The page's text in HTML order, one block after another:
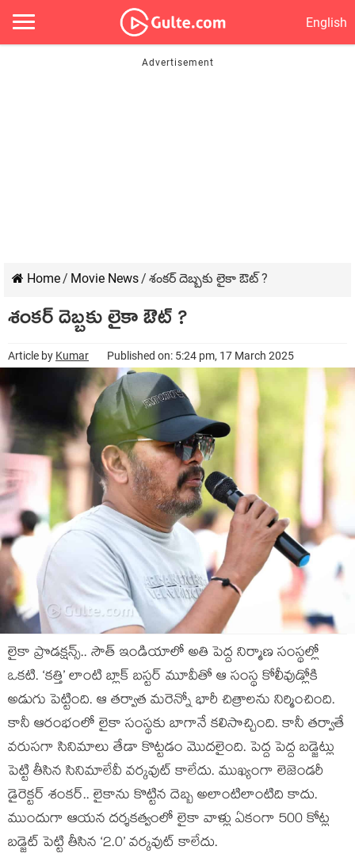
English
Home/ Movie News/ శంకర్ దెబ్బకు లైకా ఔట్ ?
శంకర్ దెబ్బకు లైకా ఔట్ ?
Article by Kumar Published on: 5:24 pm, 17 March 2025
లైకా ప్రొడక్షన్స్.. సౌత్ ఇండియాలో అతి పెద్ద నిర్మాణ సంస్థల్లో
ఒకటి. ‘కత్తి’ లాంటి బ్లాక్ బస్టర్ మూవీతో ఆ సంస్థ కోలీవుడ్లోకి
అడుగు పెట్టింది. ఆ తర్వాత మరెన్నో భారీ చిత్రాలను నిర్మించింది.
కానీ ఆరంభంలో లైకా సంస్థకు బాగానే కలిసొచ్చింది. కానీ తర్వాతే
వరుసగా సినిమాలు తేడా కొట్టడం మొదలైంది. పెద్ద పెద్ద బడ్జెట్లు
పెట్టి తీసిన సినిమాలేవీ వర్కవుట్ కాలేదు. ముఖ్యంగా లెజెండరీ
డైరెక్టర్ శంకర్.. లైకాను కొట్టిన దెబ్బ అలాంటిలాంటిది కాదు.
ముందుగా ఆయన దర్శకత్వంలో లైకా వాళ్లు ఏకంగా 500 కోట్ల
బడ్జెట్ పెట్టి తీసిన ‘2.0’ వర్కవుట్ కాలేదు.